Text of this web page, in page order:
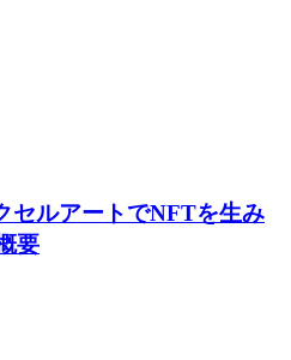
セルアートでNFTを生み
要